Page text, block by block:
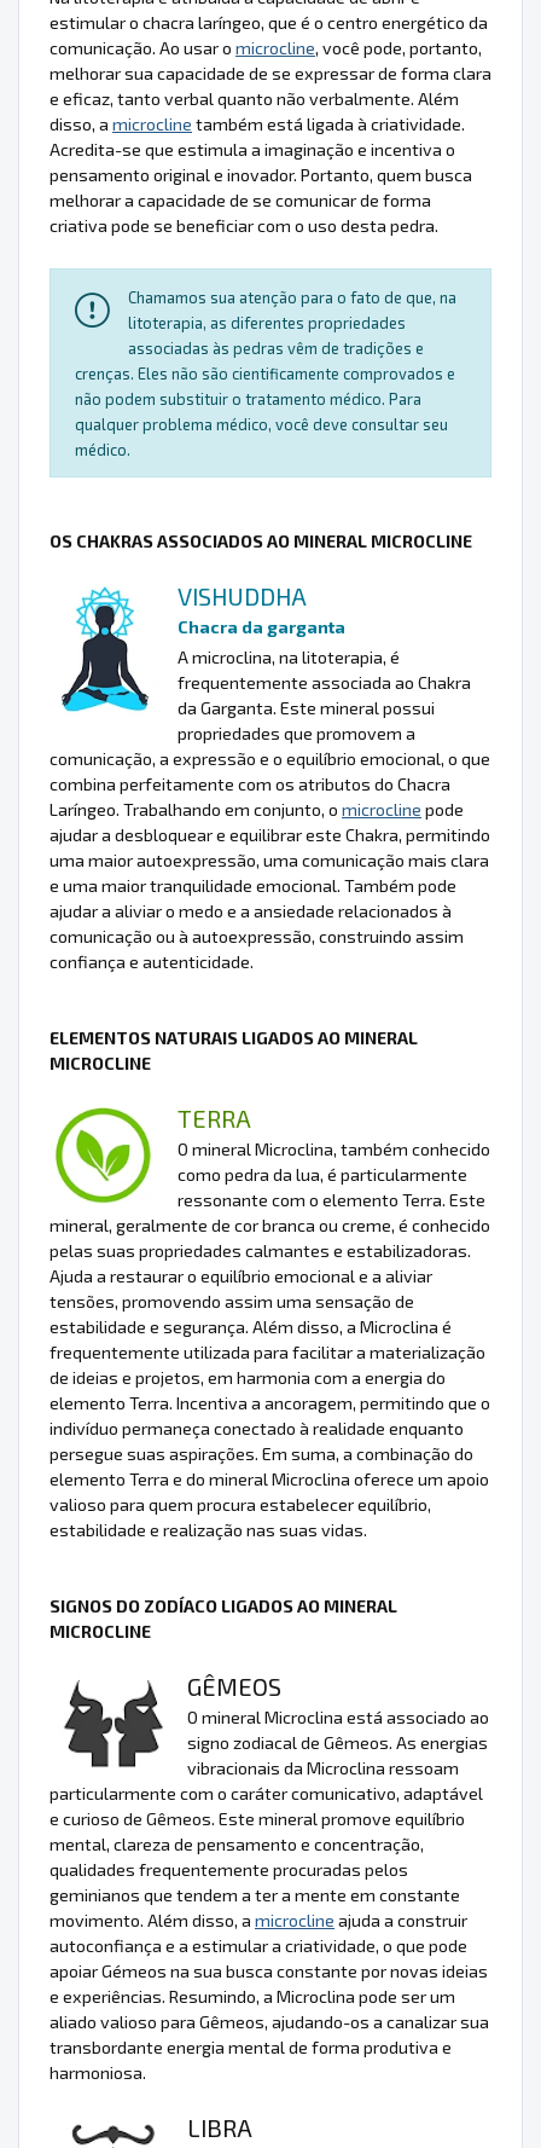
estimular o chacra laríngeo, que é o centro energético da
comunicação. Ao usar o microcline, você pode, portanto,
melhorar sua capacidade de se expressar de forma clara
e eficaz, tanto verbal quanto não verbalmente. Além
disso, a microcline também está ligada à criatividade.
Acredita-se que estimula a imaginação e incentiva o
pensamento original e inovador. Portanto, quem busca
melhorar a capacidade de se comunicar de forma
criativa pode se beneficiar com o uso desta pedra.
Chamamos sua atenção para o fato de que, na
litoterapia, as diferentes propriedades
associadas às pedras vêm de tradições e
crenças. Eles não são cientificamente comprovados e
não podem substituir o tratamento médico. Para
qualquer problema médico, você deve consultar seu
médico.
OS CHAKRAS ASSOCIADOS AO MINERAL MICROCLINE
VISHUDDHA
Chacra da garganta
A microclina, na litoterapia, é
frequentemente associada ao Chakra
da Garganta. Este mineral possui
propriedades que promovem a
comunicação, a expressão e o equilíbrio emocional, o que
combina perfeitamente com os atributos do Chacra
Laríngeo. Trabalhando em conjunto, o microcline pode
ajudar a desbloquear e equilibrar este Chakra, permitindo
uma maior autoexpressão, uma comunicação mais clara
e uma maior tranquilidade emocional. Também pode
ajudar a aliviar o medo e a ansiedade relacionados à
comunicação ou à autoexpressão, construindo assim
confiança e autenticidade.
ELEMENTOS NATURAIS LIGADOS AO MINERAL
MICROCLINE
TERRA
O mineral Microclina, também conhecido
como pedra da lua, é particularmente
ressonante com o elemento Terra. Este
mineral, geralmente de cor branca ou creme, é conhecido
pelas suas propriedades calmantes e estabilizadoras.
Ajuda a restaurar o equilíbrio emocional e a aliviar
tensões, promovendo assim uma sensação de
estabilidade e segurança. Além disso, a Microclina é
frequentemente utilizada para facilitar a materialização
de ideias e projetos, em harmonia com a energia do
elemento Terra. Incentiva a ancoragem, permitindo que o
indivíduo permaneça conectado à realidade enquanto
persegue suas aspirações. Em suma, a combinação do
elemento Terra e do mineral Microclina oferece um apoio
valioso para quem procura estabelecer equilíbrio,
estabilidade e realização nas suas vidas.
SIGNOS DO ZODÍACO LIGADOS AO MINERAL
MICROCLINE
GÊMEOS
O mineral Microclina está associado ao
signo zodiacal de Gêmeos. As energias
vibracionais da Microclina ressoam
particularmente com o caráter comunicativo, adaptável
e curioso de Gêmeos. Este mineral promove equilíbrio
mental, clareza de pensamento e concentração,
qualidades frequentemente procuradas pelos
geminianos que tendem a ter a mente em constante
movimento. Além disso, a microcline ajuda a construir
autoconfiança e a estimular a criatividade, o que pode
apoiar Gémeos na sua busca constante por novas ideias
e experiências. Resumindo, a Microclina pode ser um
aliado valioso para Gêmeos, ajudando-os a canalizar sua
transbordante energia mental de forma produtiva e
harmoniosa.
LIBRA